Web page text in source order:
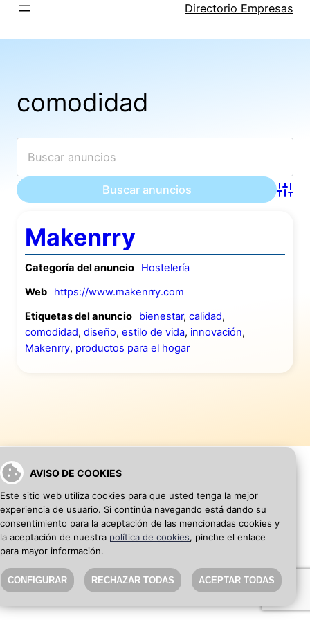
AVISO DE COOKIES
Este sitio web utiliza cookies para que usted tenga la mejor
experiencia de usuario. Si continúa navegando está dando su
consentimiento para la aceptación de las mencionadas cookies y
la aceptación de nuestra política de cookies, pinche el enlace
para mayor información.
CONFIGURAR RECHAZAR TODAS ACEPTAR TODAS
Saltar
Directorio Empresas
comodidad
Makenrry
Categoría del anuncio
Hostelería
Web
https://www.makenrry.com
Etiquetas del anuncio
bienestar, calidad,
comodidad, diseño, estilo de vida, innovación,
Makenrry, productos para el hogar
VOLVER A INICIO AÑADIR WEB DE EMPRESA
SEO Blog·Aviso Legal